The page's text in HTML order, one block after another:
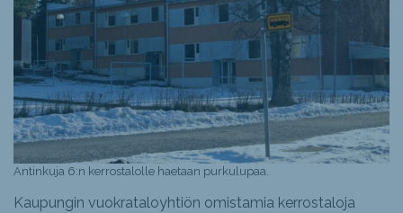
Antinkuja 6:n kerrostalolle haetaan purkulupaa.
Kaupungin vuokrataloyhtiön omistamia kerrostaloja